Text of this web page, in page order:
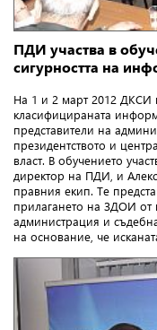
ПДИ участва в
сигурността на
На 1 и 2 март 2012 ДКСИ
класифицираната
представители на
президентството и
власт. В обучението
директор на ПДИ, и
правния екип. Те
прилагането на ЗДОИ от
администрация и
на основание, че